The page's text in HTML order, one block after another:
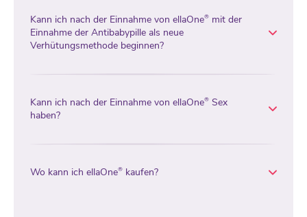
Kann ich nach der Einnahme von ellaOne® mit der
Einnahme der Antibabypille als neue
Verhütungsmethode beginnen?
Kann ich nach der Einnahme von ellaOne® Sex
haben?
Wo kann ich ellaOne® kaufen?